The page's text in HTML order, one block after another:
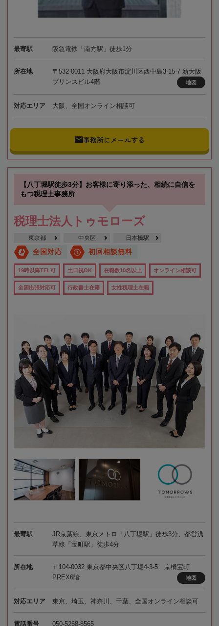
最寄駅 阪急電鉄「南方駅」徒歩1分
所在地
〒532-0011 大阪府大阪市淀川区西中島3-15-7 新大阪
プリンスビル4階
地図
対応エリア 大阪、全国オンライン相談可
事務所にメールする
【八丁堀駅徒歩3分】お客様に寄り添った、相続に自信を
もつ税理士事務所
税理士法人トゥモローズ
東京都 中央区 日本橋駅
全国対応 初回相談無料
19時以降TEL可 土日祝OK 在籍数10名以上 オンライン相談可
全国出張対応可 行政書士在籍 女性税理士在籍
最寄駅
JR京葉線、東京メトロ「八丁堀駅」徒歩3分、都営浅
草線「宝町駅」徒歩4分
所在地
〒104-0032 東京都中央区八丁堀4-3-5 京橋宝町
PREX6階
地図
対応エリア 東京、埼玉、神奈川、千葉、全国オンライン相談可
電話番号 050-5268-8565